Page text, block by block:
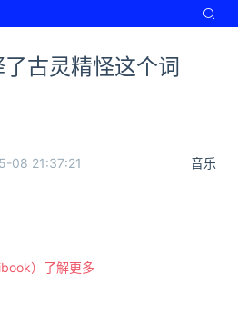
古灵精怪这个词
音乐
08 21:37:21
）了解更多